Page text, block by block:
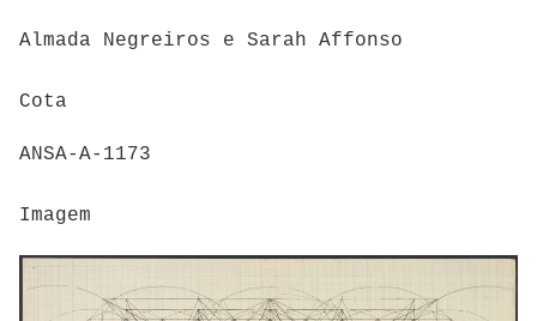
Almada Negreiros e Sarah Affonso
Cota
ANSA-A-1173
Imagem